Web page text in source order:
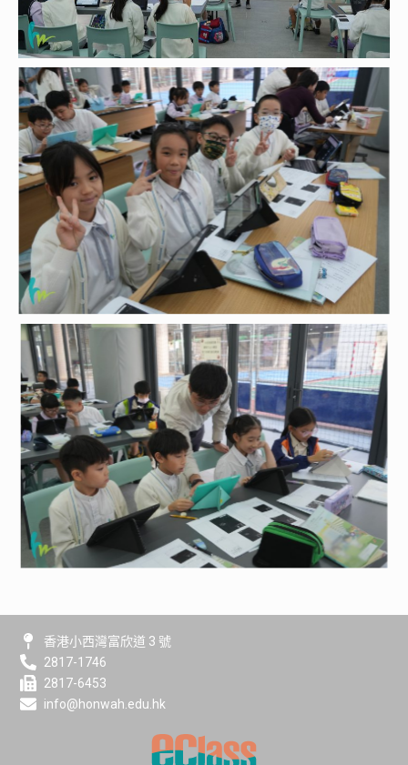
香港小西灣富欣道 3 號
2817-1746
2817-6453
info@honwah.edu.hk